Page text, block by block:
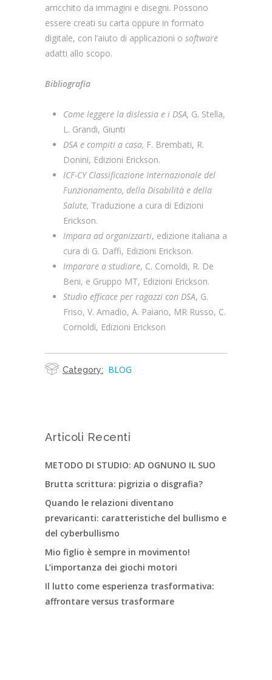
arricchito da immagini e disegni. Possono
essere creati su carta oppure in formato
digitale, con l’aiuto di applicazioni o software
adatti allo scopo.
Bibliografia
Come leggere la dislessia e i DSA, G. Stella,
L. Grandi, Giunti
DSA e compiti a casa, F. Brembati, R.
Donini, Edizioni Erickson.
ICF-CY Classificazione Internazionale del
Funzionamento, della Disabilità e della
Salute, Traduzione a cura di Edizioni
Erickson.
Impara ad organizzarti, edizione italiana a
cura di G. Daffi, Edizioni Erickson.
Imparare a studiare, C. Cornoldi, R. De
Beni, e Gruppo MT, Edizioni Erickson.
Studio efficace per ragazzi con DSA, G.
Friso, V. Amadio, A. Paiano, MR Russo, C.
Cornoldi, Edizioni Erickson
Category: BLOG
Articoli Recenti
METODO DI STUDIO: AD OGNUNO IL SUO
Brutta scrittura: pigrizia o disgrafia?
Quando le relazioni diventano
prevaricanti: caratteristiche del bullismo e
del cyberbullismo
Mio figlio è sempre in movimento!
L’importanza dei giochi motori
Il lutto come esperienza trasformativa:
affrontare versus trasformare